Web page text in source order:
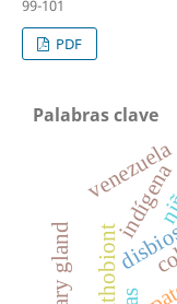
99-101
PDF
Palabras clave
pathobiont
indígena
venezuela